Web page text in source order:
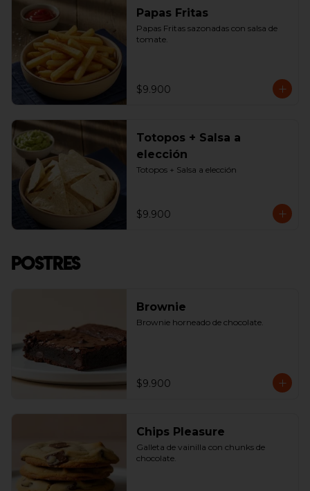
Papas Fritas
Papas Fritas sazonadas con salsa de
tomate.
$9.900
Totopos + Salsa a
elección
Totopos + Salsa a elección
$9.900
Postres
Brownie
Brownie horneado de chocolate.
$9.900
Chips Pleasure
Galleta de vainilla con chunks de
chocolate.